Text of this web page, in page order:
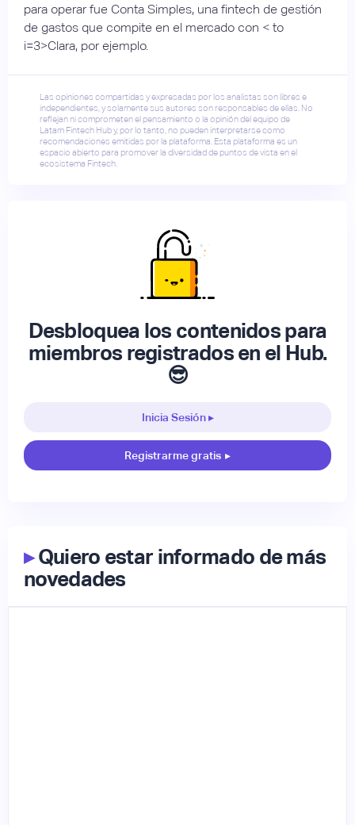
para operar fue Conta Simples, una fintech de gestión
de gastos que compite en el mercado con < to
i=3>Clara, por ejemplo.
Las opiniones compartidas y expresadas por los analistas son libres e
independientes, y solamente sus autores son responsables de ellas. No
reflejan ni comprometen el pensamiento o la opinión del equipo de
Latam Fintech Hub y, por lo tanto, no pueden interpretarse como
recomendaciones emitidas por la plataforma. Esta plataforma es un
espacio abierto para promover la diversidad de puntos de vista en el
ecosistema Fintech.
Desbloquea los contenidos para
miembros registrados en el Hub.
😎
Inicia Sesión ▸
Registrarme gratis ▸
▸Quiero estar informado de más
novedades